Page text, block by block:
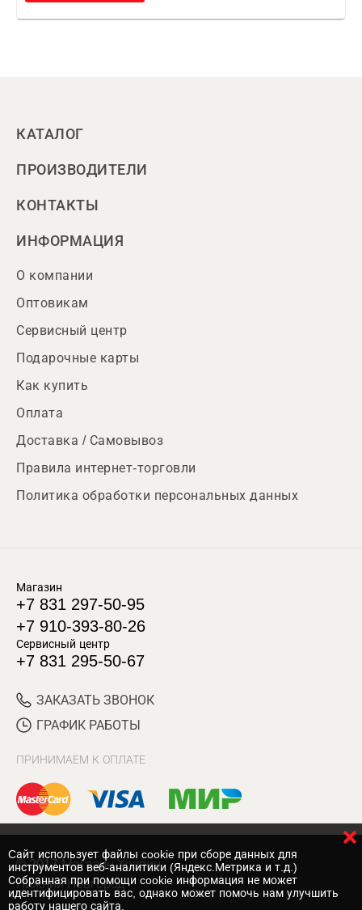
КАТАЛОГ
ПРОИЗВОДИТЕЛИ
КОНТАКТЫ
ИНФОРМАЦИЯ
О компании
Оптовикам
Сервисный центр
Подарочные карты
Как купить
Оплата
Доставка / Самовывоз
Правила интернет-торговли
Политика обработки персональных данных
Магазин
+7 831 297-50-95
+7 910-393-80-26
Сервисный центр
+7 831 295-50-67
ЗАКАЗАТЬ ЗВОНОК
ГРАФИК РАБОТЫ
ПРИНИМАЕМ К ОПЛАТЕ
© 2017 Магазин Хозяин
Нижний Новгород
Cайт использует файлы cookie при сборе данных для
инструментов веб-аналитики (Яндекс.Метрика и т.д.)
Собранная при помощи cookie информация не может
идентифицировать вас, однако может помочь нам улучшить
работу нашего сайта.